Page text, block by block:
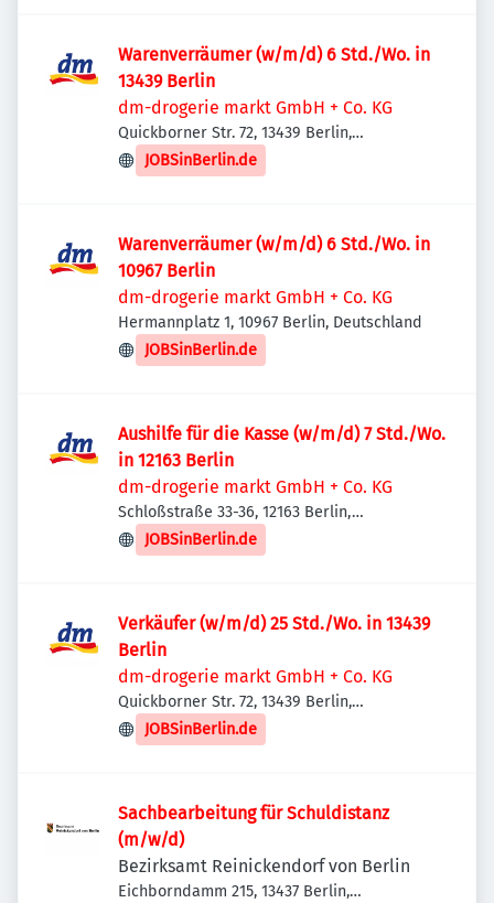
Warenverräumer (w/m/d) 6 Std./Wo. in
13439 Berlin
dm-drogerie markt GmbH + Co. KG
Quickborner Str. 72, 13439 Berlin,
Deutschland
JOBSinBerlin.de
Warenverräumer (w/m/d) 6 Std./Wo. in
10967 Berlin
dm-drogerie markt GmbH + Co. KG
Hermannplatz 1, 10967 Berlin, Deutschland
JOBSinBerlin.de
Aushilfe für die Kasse (w/m/d) 7 Std./Wo.
in 12163 Berlin
dm-drogerie markt GmbH + Co. KG
Schloßstraße 33-36, 12163 Berlin,
Deutschland
JOBSinBerlin.de
Verkäufer (w/m/d) 25 Std./Wo. in 13439
Berlin
dm-drogerie markt GmbH + Co. KG
Quickborner Str. 72, 13439 Berlin,
Deutschland
JOBSinBerlin.de
Sachbearbeitung für Schuldistanz
(m/w/d)
Bezirksamt Reinickendorf von Berlin
Eichborndamm 215, 13437 Berlin,